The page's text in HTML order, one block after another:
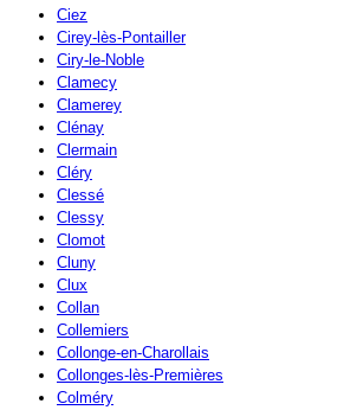
Ciez
Cirey-lès-Pontailler
Ciry-le-Noble
Clamecy
Clamerey
Clénay
Clermain
Cléry
Clessé
Clessy
Clomot
Cluny
Clux
Collan
Collemiers
Collonge-en-Charollais
Collonges-lès-Premières
Colméry